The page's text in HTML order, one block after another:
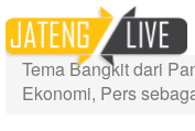
Home
Berita
9 Februari, hari
Tema Bangkit dari
Ekonomi, Pers